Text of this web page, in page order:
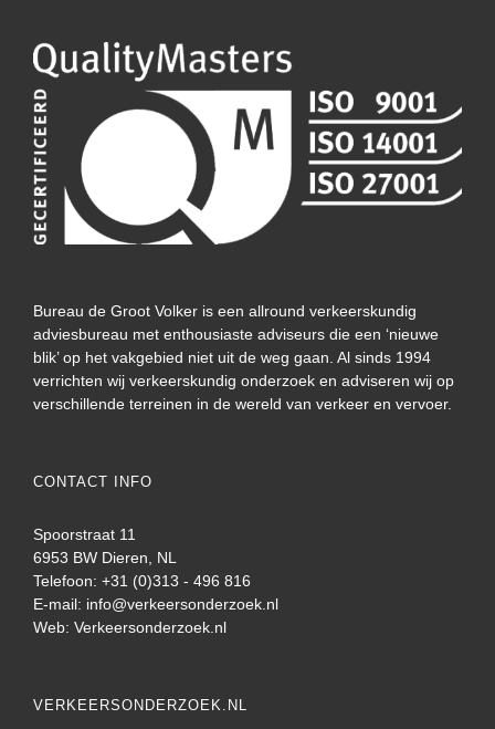
Bureau de Groot Volker is een allround verkeerskundig
adviesbureau met enthousiaste adviseurs die een ‘nieuwe
blik’ op het vakgebied niet uit de weg gaan. Al sinds 1994
verrichten wij verkeerskundig onderzoek en adviseren wij op
verschillende terreinen in de wereld van verkeer en vervoer.
CONTACT INFO
Spoorstraat 11
6953 BW Dieren, NL
Telefoon: +31 (0)313 - 496 816
E-mail: info@verkeersonderzoek.nl
Web: Verkeersonderzoek.nl
VERKEERSONDERZOEK.NL